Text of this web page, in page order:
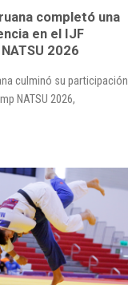
completó una
en el IJF
2026
culminó su participación
NATSU 2026,